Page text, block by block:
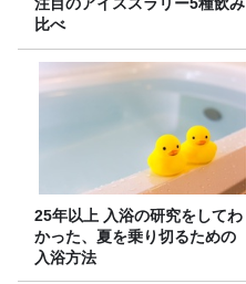
比べ
25年以上 入浴の研究をしてわ
かった、夏を乗り切るための
入浴方法